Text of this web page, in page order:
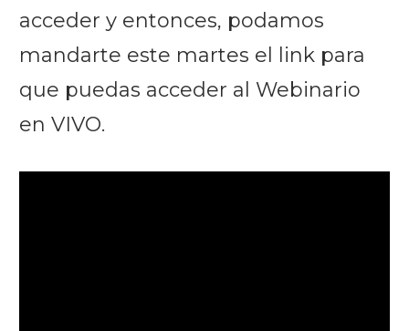
acceder y entonces, podamos
mandarte este martes el link para
que puedas acceder al Webinario
en VIVO.